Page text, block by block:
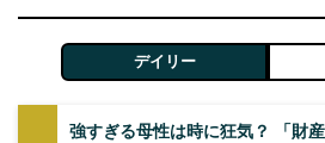
デイリー
強すぎる母性は時に狂気？ 「財